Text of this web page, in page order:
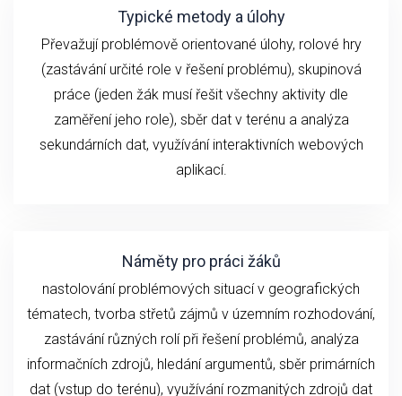
Typické metody a úlohy
Převažují problémově orientované úlohy, rolové hry
(zastávání určité role v řešení problému), skupinová
práce (jeden žák musí řešit všechny aktivity dle
zaměření jeho role), sběr dat v terénu a analýza
sekundárních dat, využívání interaktivních webových
aplikací.
Náměty pro práci žáků
nastolování problémových situací v geografických
tématech, tvorba střetů zájmů v územním rozhodování,
zastávání různých rolí při řešení problémů, analýza
informačních zdrojů, hledání argumentů, sběr primárních
dat (vstup do terénu), využívání rozmanitých zdrojů dat